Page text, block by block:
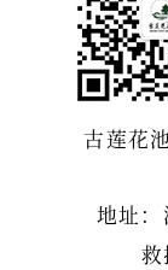
古莲花
地址